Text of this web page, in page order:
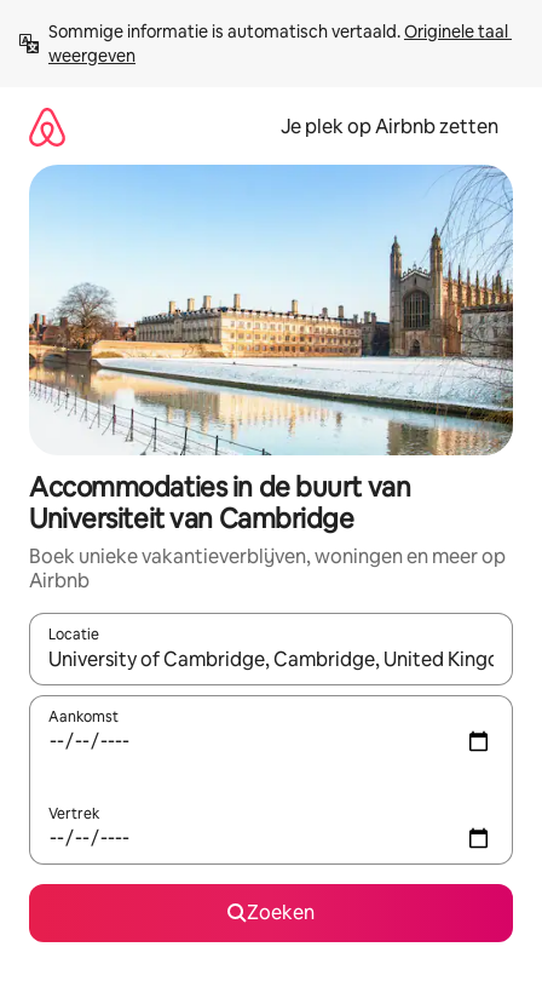
direct
naar
Sommige informatie is automatisch vertaald. Originele taal
weergeven
Je plek op Airbnb zetten
Accommodaties in de buurt van
Universiteit van Cambridge
Boek unieke vakantieverblijven, woningen en meer op
Airbnb
Locatie
Wanneer er resultaten beschikbaar zijn, maak je een keuze
Aankomst
Vertrek
Zoeken